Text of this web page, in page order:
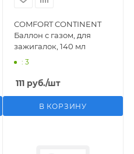
COMFORT CONTINENT
Баллон с газом, для
зажигалок, 140 мл
: 3
111 руб./шт
В КОРЗИНУ